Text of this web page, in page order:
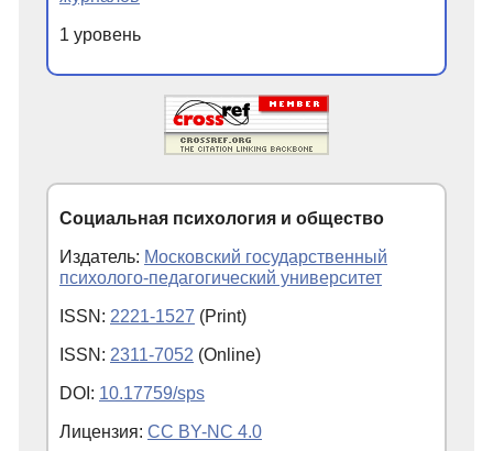
1 уровень
Социальная психология и общество
Издатель: Московский государственный
психолого-педагогический университет
ISSN: 2221-1527 (Print)
ISSN: 2311-7052 (Online)
DOI: 10.17759/sps
Лицензия: CC BY-NC 4.0